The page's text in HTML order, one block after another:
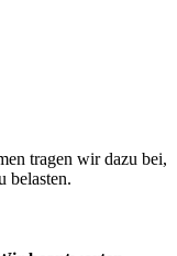
tragen wir dazu bei,
belasten.